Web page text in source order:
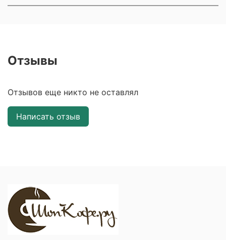
Отзывы
Отзывов еще никто не оставлял
Написать отзыв